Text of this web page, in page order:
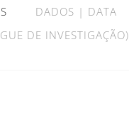
DADOS | DATA
DE INVESTIGAÇÃO)